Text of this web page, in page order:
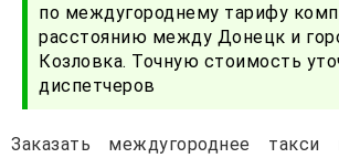
по междугороднему тарифу
расстоянию между Донецк и
Козловка. Точную стоимость
диспетчеров
Заказать междугороднее